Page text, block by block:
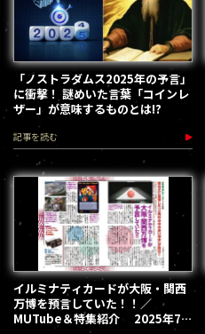
「ノストラダムス2025年の予言」
に衝撃！ 謎めいた言葉「コインレ
ザー」が意味するものとは!?
記事を読む
イルミナティカードが大阪・関西
万博を預言していた！！／
MUTube＆特集紹介 2025年7